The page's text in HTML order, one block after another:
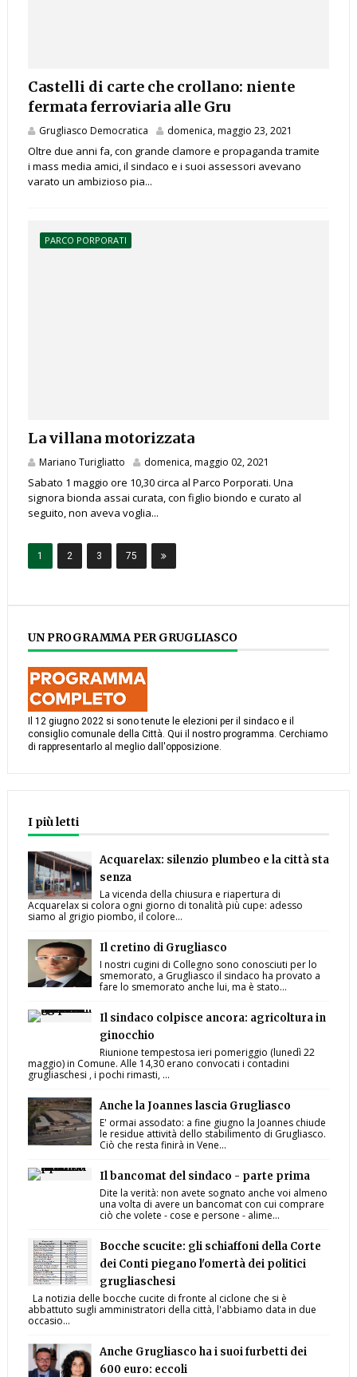
Castelli di carte che crollano: niente
fermata ferroviaria alle Gru
Grugliasco Democratica domenica, maggio 23, 2021
Oltre due anni fa, con grande clamore e propaganda tramite
i mass media amici, il sindaco e i suoi assessori avevano
varato un ambizioso pia...
PARCO PORPORATI
La villana motorizzata
Mariano Turigliatto domenica, maggio 02, 2021
Sabato 1 maggio ore 10,30 circa al Parco Porporati. Una
signora bionda assai curata, con figlio biondo e curato al
seguito, non aveva voglia...
1 2 3 75
UN PROGRAMMA PER GRUGLIASCO
Il 12 giugno 2022 si sono tenute le elezioni per il sindaco e il
consiglio comunale della Città. Qui il nostro programma. Cerchiamo
di rappresentarlo al meglio dall'opposizione.
I più letti
Acquarelax: silenzio plumbeo e la città sta
senza
La vicenda della chiusura e riapertura di
Acquarelax si colora ogni giorno di tonalità più cupe: adesso
siamo al grigio piombo, il colore...
Il cretino di Grugliasco
I nostri cugini di Collegno sono conosciuti per lo
smemorato, a Grugliasco il sindaco ha provato a
fare lo smemorato anche lui, ma è stato...
Il sindaco colpisce ancora: agricoltura in
ginocchio
Riunione tempestosa ieri pomeriggio (lunedì 22
maggio) in Comune. Alle 14,30 erano convocati i contadini
grugliaschesi , i pochi rimasti, ...
Anche la Joannes lascia Grugliasco
E' ormai assodato: a fine giugno la Joannes chiude
le residue attività dello stabilimento di Grugliasco.
Ciò che resta finirà in Vene...
Il bancomat del sindaco - parte prima
Dite la verità: non avete sognato anche voi almeno
una volta di avere un bancomat con cui comprare
ciò che volete - cose e persone - alime...
Bocche scucite: gli schiaffoni della Corte
dei Conti piegano l'omertà dei politici
grugliaschesi
La notizia delle bocche cucite di fronte al ciclone che si è
abbattuto sugli amministratori della città, l'abbiamo data in due
occasio...
Anche Grugliasco ha i suoi furbetti dei
600 euro: eccoli